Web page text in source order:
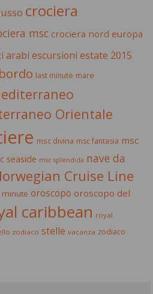
crociera
msc crociera nord europa
arabi escursioni estate 2015
last minute mare
Orientale
msc divina msc fantasia msc
seaside msc splendida nave da
Cruise Line
oroscopo oroscopo del
caribbean royal
zodiaco stelle vacanza zodiaco